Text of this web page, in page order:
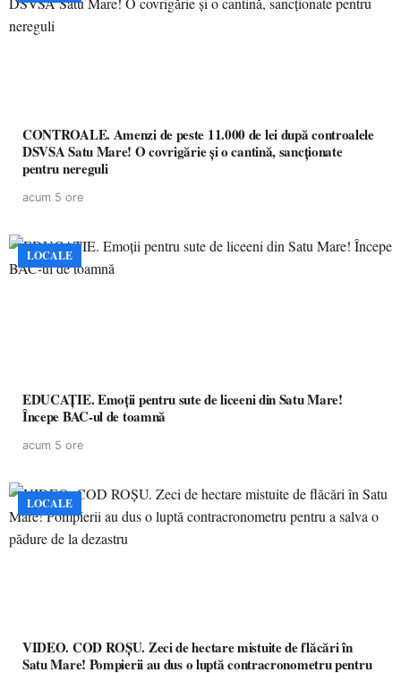
CONTROALE. Amenzi de peste 11.000 de lei după controalele
DSVSA Satu Mare! O covrigărie și o cantină, sancționate
pentru nereguli
acum 5 ore
LOCALE
EDUCAȚIE. Emoții pentru sute de liceeni din Satu Mare!
Începe BAC-ul de toamnă
acum 5 ore
LOCALE
VIDEO. COD ROȘU. Zeci de hectare mistuite de flăcări în
Satu Mare! Pompierii au dus o luptă contracronometru pentru